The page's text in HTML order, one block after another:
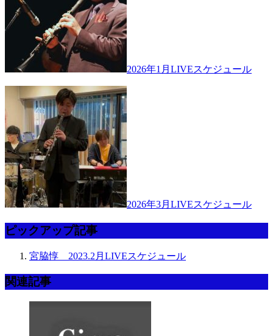
2026年1月LIVEスケジュール
2026年3月LIVEスケジュール
ピックアップ記事
宮脇惇 2023.2月LIVEスケジュール
関連記事